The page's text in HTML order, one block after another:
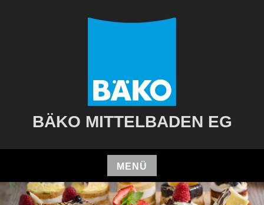
BÄKO MITTELBADEN EG
MENÜ
Zum
Inhalt